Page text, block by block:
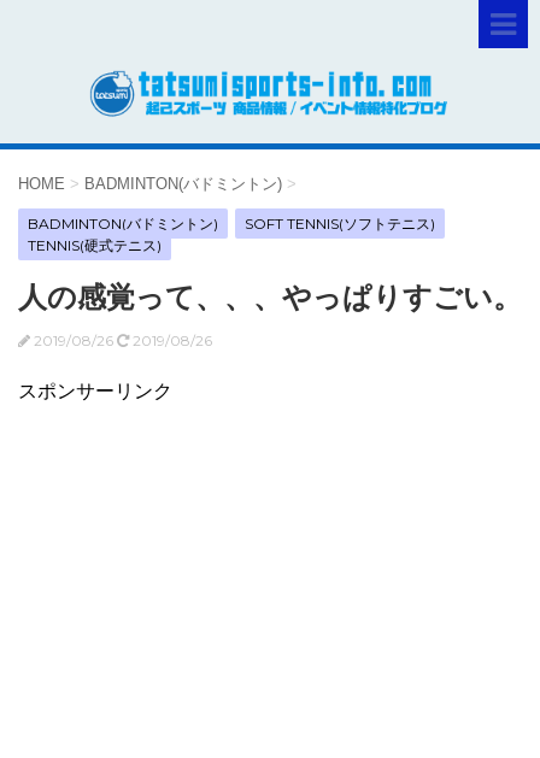
HOME > BADMINTON(バドミントン) >
BADMINTON(バドミントン)
SOFT TENNIS(ソフトテニス)
TENNIS(硬式テニス)
人の感覚って、、、やっぱりすごい。
2019/08/26 2019/08/26
スポンサーリンク